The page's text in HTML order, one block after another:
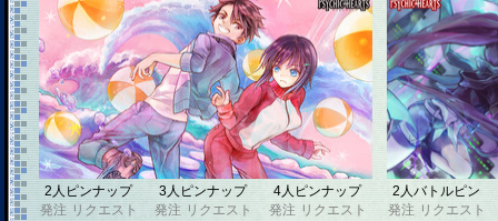
2人ピンナップ
発注 リクエスト
3人ピンナップ
発注 リクエスト
4人ピンナップ
発注 リクエスト
2人バトルピン
発注 リクエスト